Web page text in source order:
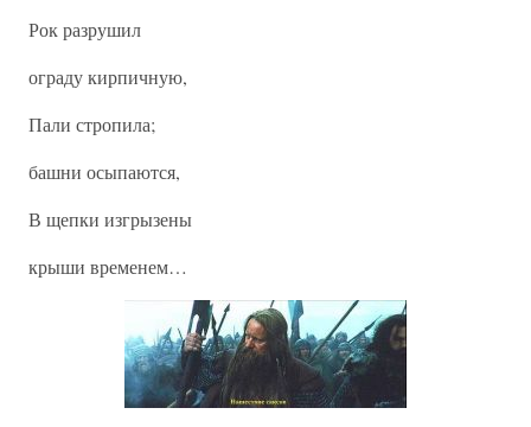
Рок разрушил
ограду кирпичную,
Пали стропила;
башни осыпаются,
В щепки изгрызены
крыши временем…